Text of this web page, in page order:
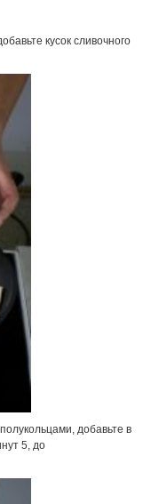
кусок сливочного
добавьте в
5, до